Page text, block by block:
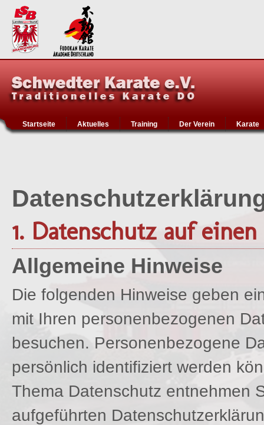
Startseite Aktuelles Training Der Verein Karate
1. Datenschutz auf
Allgemeine Hinweise
Die folgenden Hinweise geben
mit Ihren personenbezogenen
besuchen. Personenbezogene
persönlich identifiziert werden
Thema Datenschutz entnehmen
aufgeführten